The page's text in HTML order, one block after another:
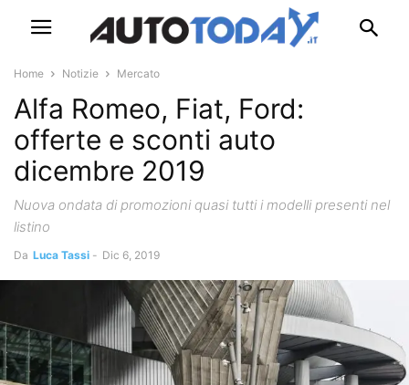
Home Notizie Mercato
Alfa Romeo, Fiat, Ford:
offerte e sconti auto
dicembre 2019
Nuova ondata di promozioni quasi tutti i modelli presenti nel
listino
Da Luca Tassi - Dic 6, 2019